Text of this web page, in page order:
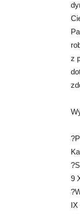
z
9
IX